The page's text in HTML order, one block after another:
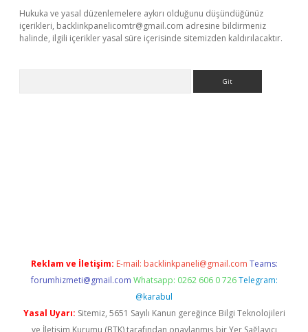
Hukuka ve yasal düzenlemelere aykırı olduğunu düşündüğünüz
içerikleri, backlinkpanelicomtr@gmail.com adresine bildirmeniz
halinde, ilgili içerikler yasal süre içerisinde sitemizden kaldırılacaktır.
Reklam ve İletişim: E-mail: backlinkpaneli@gmail.com Teams:
forumhizmeti@gmail.com Whatsapp: 0262 606 0 726 Telegram:
@karabul
Yasal Uyarı: Sitemiz, 5651 Sayılı Kanun gereğince Bilgi Teknolojileri
ve İletişim Kurumu (BTK) tarafından onaylanmış bir Yer Sağlayıcı